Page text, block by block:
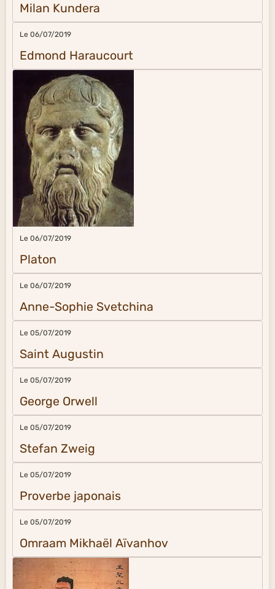
Milan Kundera
Le 06/07/2019
Edmond Haraucourt
Le 06/07/2019
Platon
Le 06/07/2019
Anne-Sophie Svetchina
Le 05/07/2019
Saint Augustin
Le 05/07/2019
George Orwell
Le 05/07/2019
Stefan Zweig
Le 05/07/2019
Proverbe japonais
Le 05/07/2019
Omraam Mikhaël Aïvanhov